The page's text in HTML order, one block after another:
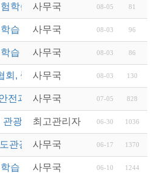
학습 안전과정(신규.재강습) 교육
사무국 08-05 81
습 안전과정 교육(신규. 재강습)
사무국 08-03 96
습 안전과정(신규. 재강습) 교육 성
사무국 08-03 86
회, 중국 단동 해외여행상품 개발 팸
사무국 08-03 130
전과정(신규/재강습) 안내
사무국 07-05 828
광진흥개발기금 융자 시행 안내
최고관리자 06-30 1036
관광기념품공모전 개최
사무국 06-17 1370
습 안전과정(신규.재강습)
사무국 06-10 1244